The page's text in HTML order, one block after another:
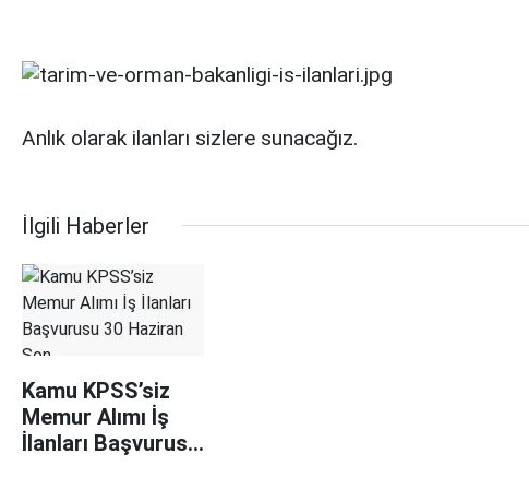
Anlık olarak ilanları sizlere sunacağız.
İlgili Haberler
Kamu KPSS’siz
Memur Alımı İş
İlanları Başvurusu